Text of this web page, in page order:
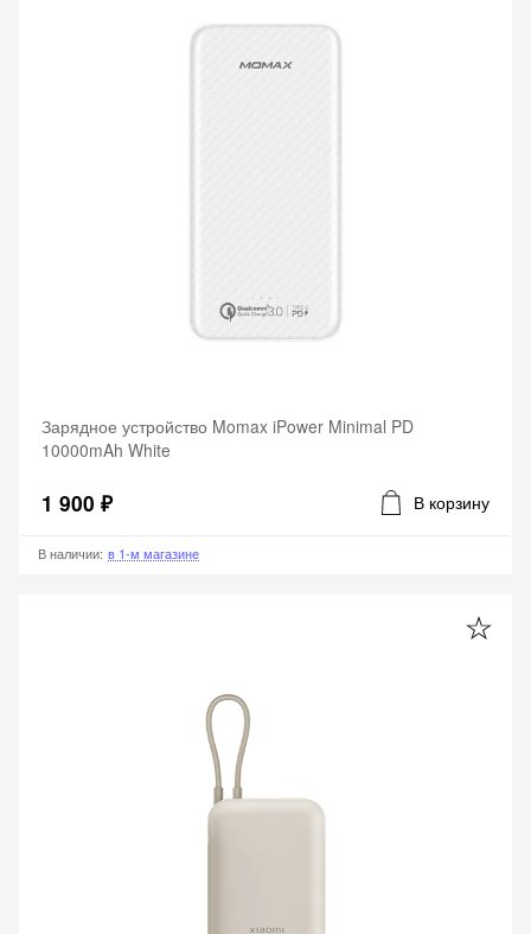
Зарядное устройство Momax iPower Minimal PD
10000mAh White
1 900 ₽ В корзину
В наличии: в 1-м магазине